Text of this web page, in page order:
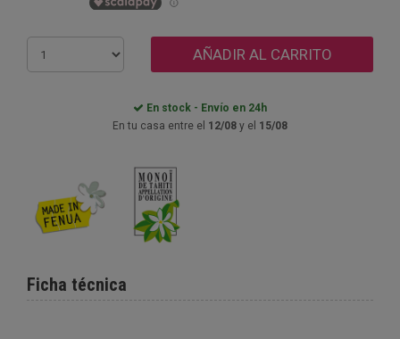
AÑADIR AL CARRITO
En stock - Envío en 24h
En tu casa entre el 12/08 y el 15/08
Ficha técnica